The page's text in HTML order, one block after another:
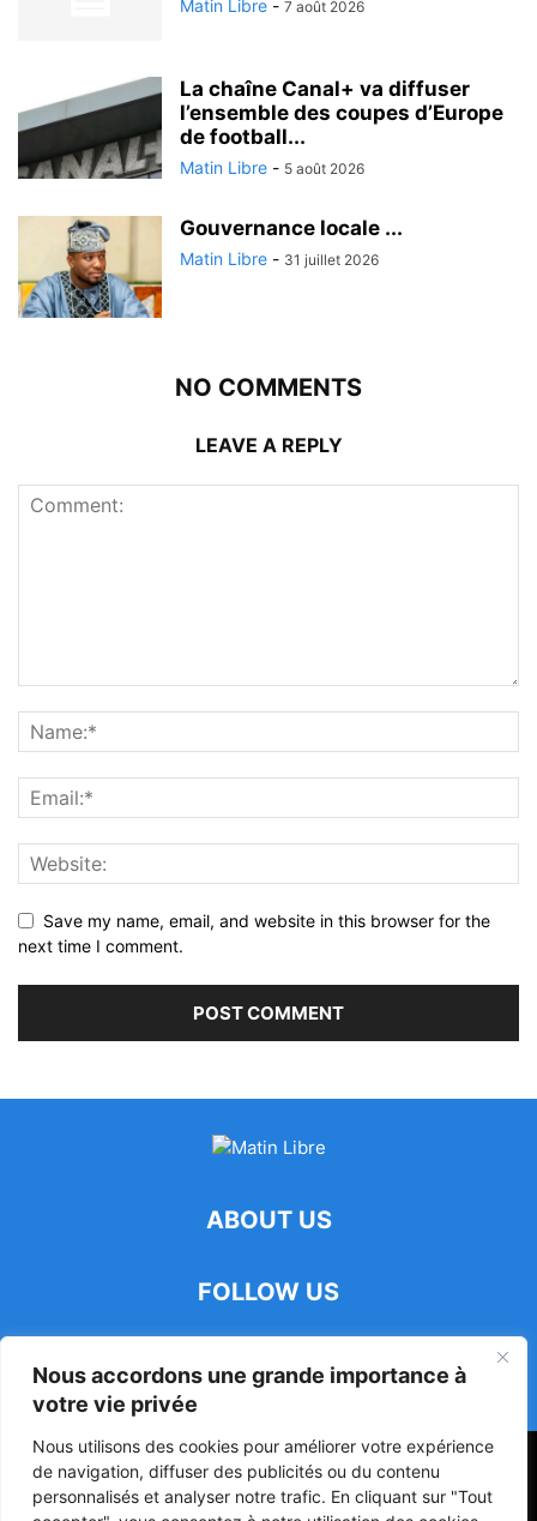
Nous accordons une grande importance à
votre vie privée
Nous utilisons des cookies pour améliorer votre expérience
de navigation, diffuser des publicités ou du contenu
personnalisés et analyser notre trafic. En cliquant sur "Tout
Matin Libre - 7 août 2026
La chaîne Canal+ va diffuser
l’ensemble des coupes d’Europe
de football...
Matin Libre - 5 août 2026
Gouvernance locale ...
Matin Libre - 31 juillet 2026
NO COMMENTS
LEAVE A REPLY
Save my name, email, and website in this browser for the
next time I comment.
ABOUT US
FOLLOW US
47ᵉ Assemblée Mondiale sur la Protection de la Vie Privée: Me
Luciano Hounkponou représente le Bénin à Séoul